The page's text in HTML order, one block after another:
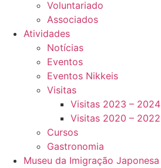
Voluntariado
Associados
Atividades
Notícias
Eventos
Eventos Nikkeis
Visitas
Visitas 2023 – 2024
Visitas 2020 – 2022
Cursos
Gastronomia
Museu da Imigração Japonesa